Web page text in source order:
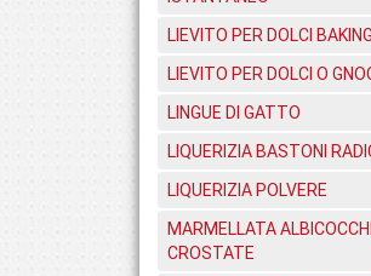
LIEVITO PER DOLCI BAKING
LIEVITO PER DOLCI O
LINGUE DI GATTO
LIQUERIZIA BASTONI
LIQUERIZIA POLVERE
MARMELLATA
CROSTATE